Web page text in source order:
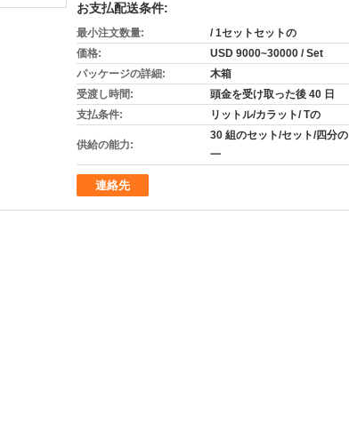
お支払配送条件:
最小注文数量:
/ 1セットセットの
価格:
USD 9000~30000 / Set
パッケージの詳細:
木箱
受渡し時間:
頭金を受け取った後 40 日
支払条件:
リットル/カラット/ Tの
供給の能力:
30 組のセット/セット/四分の
一
連絡先